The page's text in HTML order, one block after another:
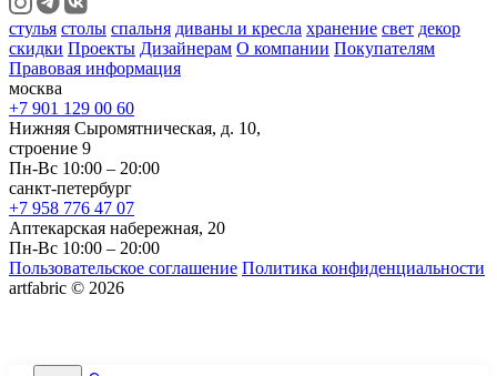
стулья столы спальня диваны и кресла хранение свет декор
скидки Проекты Дизайнерам О компании Покупателям
Правовая информация
москва
+7 901 129 00 60
Нижняя Сыромятническая, д. 10,
строение 9
Пн-Вс 10:00 – 20:00
санкт-петербург
+7 958 776 47 07
Аптекарская набережная, 20
Пн-Вс 10:00 – 20:00
Пользовательское соглашение Политика конфиденциальности
artfabric © 2026